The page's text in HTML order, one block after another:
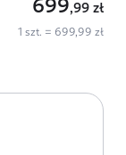
699,99 zł
1 szt. = 699,99 zł